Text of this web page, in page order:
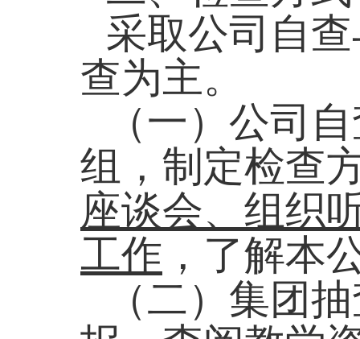
采取公司自
查为主。
（一） 公司
组，制定检查
座谈会、组织
工作 ，了解本
（二） 集团